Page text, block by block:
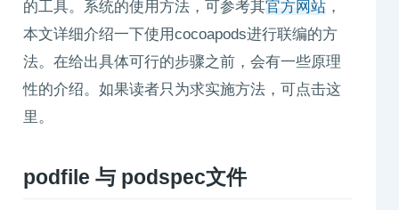
的工具。系统的使用方法，可参考其官方网站 ，
本文详细介绍一下使用cocoapods进行联编的方
法。在给出具体可行的步骤之前，会有一些原理
性的介绍。如果读者只为求实施方法，可点击这
里。
podfile 与 podspec文件